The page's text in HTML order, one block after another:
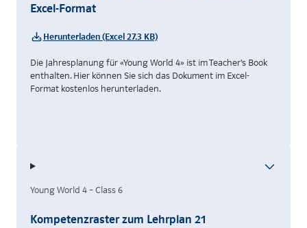
Excel-Format
Herunterladen (Excel 27.3 KB)
Die Jahresplanung für «Young World 4» ist im Teacher's Book
enthalten. Hier können Sie sich das Dokument im Excel-
Format kostenlos herunterladen.
Young World 4 – Class 6
Kompetenzraster zum Lehrplan 21